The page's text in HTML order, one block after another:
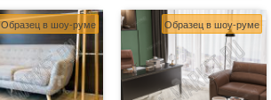
Образец в шоу-руме Образец в шоу-руме